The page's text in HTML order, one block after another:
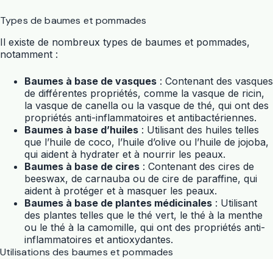
Types de baumes et pommades
Il existe de nombreux types de baumes et pommades,
notamment :
Baumes à base de vasques : Contenant des vasques
de différentes propriétés, comme la vasque de ricin,
la vasque de canella ou la vasque de thé, qui ont des
propriétés anti-inflammatoires et antibactériennes.
Baumes à base d’huiles : Utilisant des huiles telles
que l’huile de coco, l’huile d’olive ou l’huile de jojoba,
qui aident à hydrater et à nourrir les peaux.
Baumes à base de cires : Contenant des cires de
beeswax, de carnauba ou de cire de paraffine, qui
aident à protéger et à masquer les peaux.
Baumes à base de plantes médicinales : Utilisant
des plantes telles que le thé vert, le thé à la menthe
ou le thé à la camomille, qui ont des propriétés anti-
inflammatoires et antioxydantes.
Utilisations des baumes et pommades